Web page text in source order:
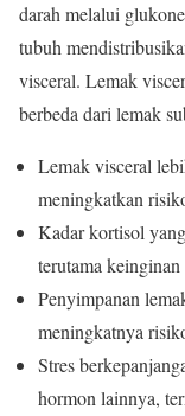
darah melalui
tubuh
visceral. Lemak
berbeda dari lemak
Lemak visceral
meningkatkan
Kadar kortisol
terutama
Penyimpanan
meningkatnya
Stres
hormon lainnya,